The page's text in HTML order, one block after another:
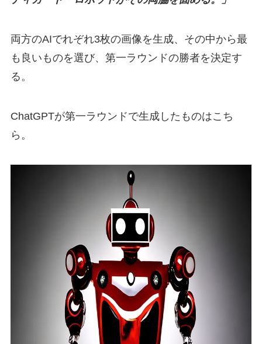
両方のAIでれぞれ3枚の画像を生成、その中から最
も良いものを選び、第一ラウンドの勝者を決定す
る。
ChatGPTが第一ラウンドで生成したものはこち
ら。